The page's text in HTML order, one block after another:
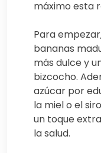
máximo esta
Para
bananas
más dulce y
bizcocho.
azúcar por
la miel o el
un toque
la salud.